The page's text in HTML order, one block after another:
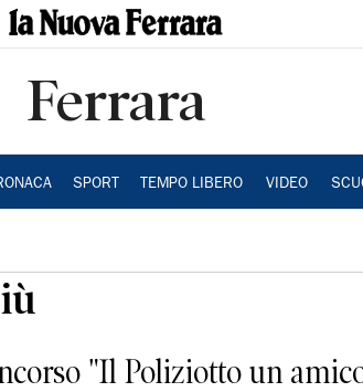
Ferrara
SPORT TEMPO LIBERO VIDEO
"Il Poliziotto un